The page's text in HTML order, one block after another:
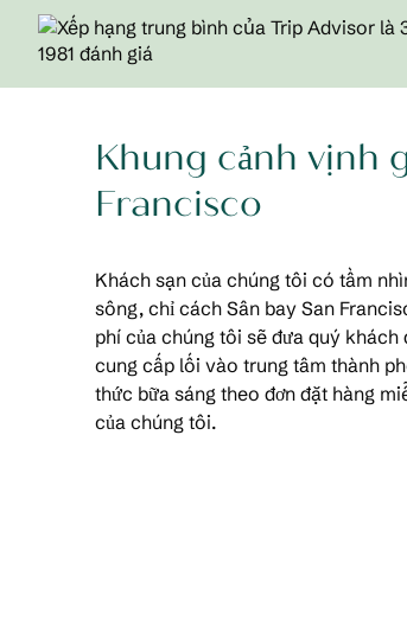
Khung cảnh vịnh
Francisco
Khách sạn của chúng tôi có tầm
sông, chỉ cách Sân bay San
phí của chúng tôi sẽ đưa quý khách
cung cấp lối vào trung tâm thành
thức bữa sáng theo đơn đặt hàng
của chúng tôi.